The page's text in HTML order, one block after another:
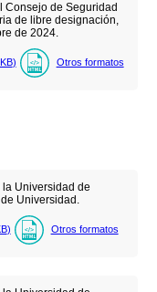
Consejo de Seguridad
de libre designación,
de 2024.
KB) Otros formatos
Universidad de
Universidad.
) Otros formatos